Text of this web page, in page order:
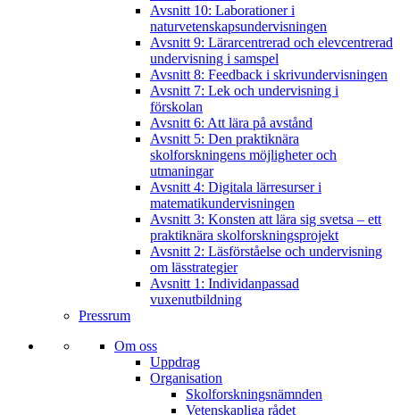
Avsnitt 10: Laborationer i
naturvetenskapsundervisningen
Avsnitt 9: Lärarcentrerad och elevcentrerad
undervisning i samspel
Avsnitt 8: Feedback i skrivundervisningen
Avsnitt 7: Lek och undervisning i
förskolan
Avsnitt 6: Att lära på avstånd
Avsnitt 5: Den praktiknära
skolforskningens möjligheter och
utmaningar
Avsnitt 4: Digitala lärresurser i
matematikundervisningen
Avsnitt 3: Konsten att lära sig svetsa – ett
praktiknära skolforskningsprojekt
Avsnitt 2: Läsförståelse och undervisning
om lässtrategier
Avsnitt 1: Individanpassad
vuxenutbildning
Pressrum
Om oss
Uppdrag
Organisation
Skolforskningsnämnden
Vetenskapliga rådet